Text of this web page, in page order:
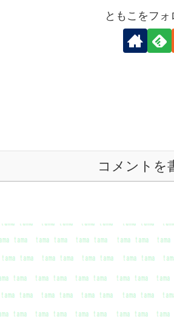
ともこをフォ
コメントを